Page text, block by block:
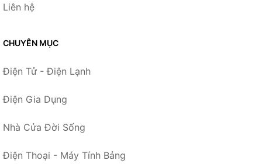
Liên hệ
CHUYÊN MỤC
Điện Tử - Điện Lạnh
Điện Gia Dụng
Nhà Cửa Đời Sống
Điện Thoại - Máy Tính Bảng